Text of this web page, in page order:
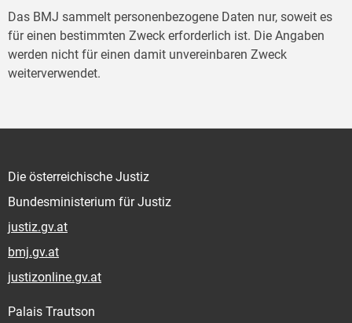
Das BMJ sammelt personenbezogene Daten nur, soweit es
für einen bestimmten Zweck erforderlich ist. Die Angaben
werden nicht für einen damit unvereinbaren Zweck
weiterverwendet.
Die österreichische Justiz
Bundesministerium für Justiz
justiz.gv.at
bmj.gv.at
justizonline.gv.at
Palais Trautson